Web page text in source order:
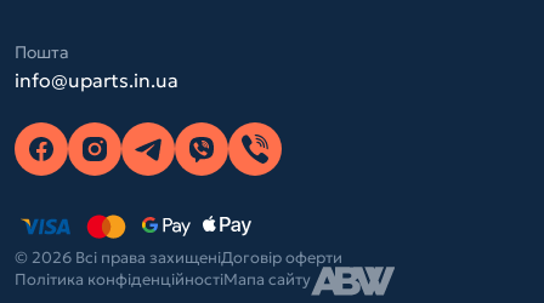
Пошта
info@uparts.in.ua
© 2026 Всі права захищеніДоговір оферти
Політика конфіденційностіМапа сайту